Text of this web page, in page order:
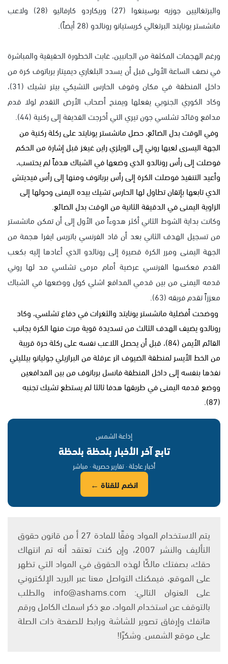
والبرتغاليين جوزيه بوسينغوا (27) وريكاردو كارفاليو (28) ولاعب
مانشستر يونايتد البرتغالي كريستيانو رونالدو (28 أيضاً).
ورغم الهجمات المكثفة من الجانبين، غابت الخطورة الحقيقية والمباشرة
في نصف الساعة الأولى قبل أن يسدد البلغاري ديميتار برباتوف كرة من
داخل المنطقة في مكان وقوف الحارس التشيكي بيتر تشيك (31)،
وكاد الكوري الجنوبي يفعلها ويمنح أصحاب الأرض التقدم لولا قدم
مدافع وقائد تشلسي جون تيري التي أخرجت القذيفة إلى ركنية (44).
وفي الوقت بدل الضائع، حصل مانشستر يونايتد على ركلة ركنية من
الجهة اليسرى لعبها روني إلى الويلزي راين غيغز قبل إشارة من الحكم
فوصلت إلى رأس رونالدو الذي وضعها في الشباك هدفاً لم يحتسب،
وأعيد التنفيذ فوصلت الكرة إلى رأس برباتوف ومنها إلى رأس فيديتش
الذي تابعها بإتقان تطاول لها الحارس تشيك بيده اليمنى وحولها إلى
الزاوية اليمنى في الدقيقة الثانية من الوقت بدل الضائع.
وكانت بداية الشوط الثاني أكثر هدوءاً من الأول إلى أن تمكن مانشستر
من تسجيل الهدف الثاني بعد أن قاد الفرنسي باتريس ايفرا هجمة من
الجهة اليمنى ومرر الكرة قصيرة إلى رونالدو الذي أعادها إليه بكعب
القدم فعكسها الفرنسي عرضية أمام مرمى تشلسي مد لها روني
قدمه اليمنى من بين قدمي المدافع اشلي كول ووضعها في الشباك
معززاً تقدم فريقه (63).
ووضحت أفضلية مانشستر يونايتد والثغرات في دفاع تشلسي، وكاد
رونالدو يضيف الهدف الثالث من تسديدة قوية مرت منها الكرة بجانب
القائم الأيمن (84)، قبل أن يحصل اللاعب نفسه على ركلة حرة قريبة
من الخط الأيسر لمنطقة الضيوف اثر عرقلة من البرازيلي جوليانو بيلليتي
نفذها بنفسه إلى داخل المنطقة فانسل برباتوف من بين المدافعين
ووضع قدمه اليمنى في طريقها هدفا ثالثا لم يستطع تشيك تجنبه
(87).
إذاعة الشمس
تابع آخر الأخبار بلحظة بلحظة
أخبار عاجلة · تقارير حصرية · مباشر
انضم للقناة ←
يتم الاستخدام المواد وفقًا للمادة 27 أ من قانون حقوق
التأليف والنشر 2007، وإن كنت تعتقد أنه تم انتهاك
حقك، بصفتك مالكًا لهذه الحقوق في المواد التي تظهر
على الموقع، فيمكنك التواصل معنا عبر البريد الإلكتروني
على العنوان التالي: info@ashams.com والطلب
بالتوقف عن استخدام المواد، مع ذكر اسمك الكامل ورقم
هاتفك وإرفاق تصوير للشاشة ورابط للصفحة ذات الصلة
على موقع الشمس. وشكرًا!